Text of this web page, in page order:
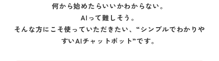
何から始めたらいいかわからない。
AIって難しそう。
そんな方にこそ使っていただきたい、“シンプルでわかりや
すいAIチャットボット”です。